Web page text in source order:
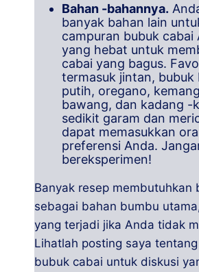
Bahan -bahannya.
banyak bahan lain
campuran bubuk cabai
yang hebat untuk
cabai yang bagus.
termasuk jintan, bubuk
putih, oregano,
bawang, dan kadang -
sedikit garam dan
dapat memasukkan
preferensi Anda.
bereksperimen!
Banyak resep membutuhkan
sebagai bahan bumbu
yang terjadi jika Anda tidak
Lihatlah posting saya
bubuk cabai untuk diskusi